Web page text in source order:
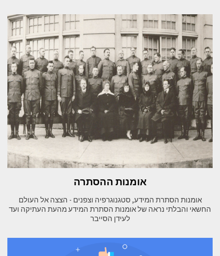
אומנות ההסתרה
אומנות הסתרת המידע, סטגנוגרפיה וצפנים - הצצה אל העולם
החשאי והבלתי נראה של אומנות הסתרת המידע מהעת העתיקה ועד
לעידן הסייבר